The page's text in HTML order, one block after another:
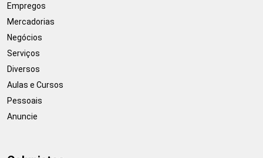
Empregos
Mercadorias
Negócios
Serviços
Diversos
Aulas e Cursos
Pessoais
Anuncie